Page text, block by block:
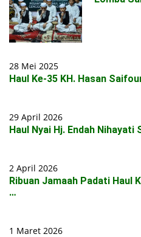
28 Mei 2025
Haul Ke-35 KH. Hasan
29 April 2026
Haul Nyai Hj. Endah
2 April 2026
Ribuan Jamaah Padati Haul
…
1 Maret 2026